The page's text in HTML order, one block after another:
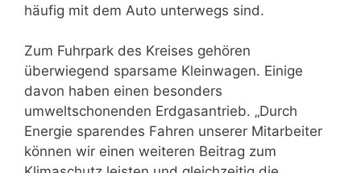
häufig mit dem Auto unterwegs sind.
Zum Fuhrpark des Kreises gehören
überwiegend sparsame Kleinwagen. Einige
davon haben einen besonders
umweltschonenden Erdgasantrieb. „Durch
Energie sparendes Fahren unserer Mitarbeiter
können wir einen weiteren Beitrag zum